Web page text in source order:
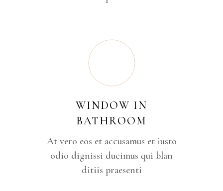
WINDOW IN
BATHROOM
At vero eos et accusamus et iusto
odio dignissi ducimus qui blan
ditiis praesenti